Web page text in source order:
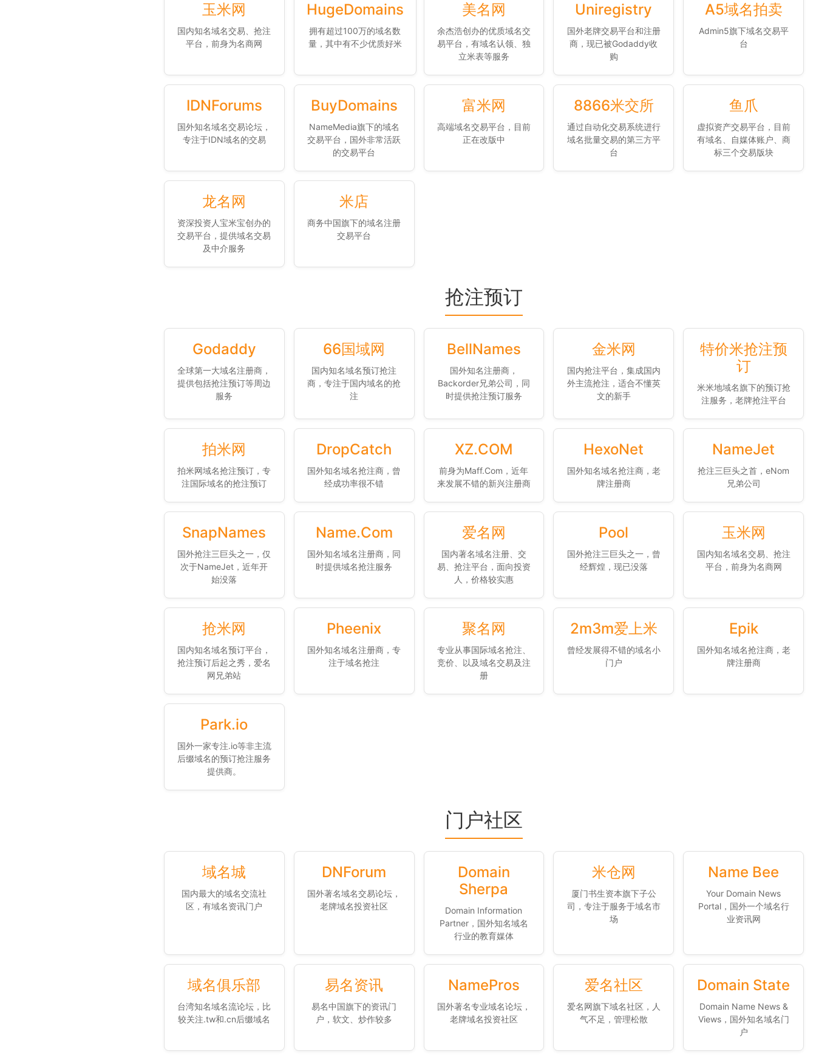
玉米网
国内知名域名交易、抢注
平台，前身为名商网
HugeDomains
拥有超过100万的域名数
量，其中有不少优质好米
美名网
余杰浩创办的优质域名交
易平台，有域名认领、独
立米表等服务
Uniregistry
国外老牌交易平台和注册
商，现已被Godaddy收
购
A5域名拍卖
Admin5旗下域名交易平
台
IDNForums
国外知名域名交易论坛，
专注于IDN域名的交易
BuyDomains
NameMedia旗下的域名
交易平台，国外非常活跃
的交易平台
富米网
高端域名交易平台，目前
正在改版中
8866米交所
通过自动化交易系统进行
域名批量交易的第三方平
台
鱼爪
虚拟资产交易平台，目前
有域名、自媒体账户、商
标三个交易版块
龙名网
资深投资人宝米宝创办的
交易平台，提供域名交易
及中介服务
米店
商务中国旗下的域名注册
交易平台
抢注预订
Godaddy
全球第一大域名注册商，
提供包括抢注预订等周边
服务
66国域网
国内知名域名预订抢注
商，专注于国内域名的抢
注
BellNames
国外知名注册商，
Backorder兄弟公司，同
时提供抢注预订服务
金米网
国内抢注平台，集成国内
外主流抢注，适合不懂英
文的新手
特价米抢注预
订
米米地域名旗下的预订抢
注服务，老牌抢注平台
拍米网
拍米网域名抢注预订，专
注国际域名的抢注预订
DropCatch
国外知名域名抢注商，曾
经成功率很不错
XZ.COM
前身为Maff.Com，近年
来发展不错的新兴注册商
HexoNet
国外知名域名抢注商，老
牌注册商
NameJet
抢注三巨头之首，eNom
兄弟公司
SnapNames
国外抢注三巨头之一，仅
次于NameJet，近年开
始没落
Name.Com
国外知名域名注册商，同
时提供域名抢注服务
爱名网
国内著名域名注册、交
易、抢注平台，面向投资
人，价格较实惠
Pool
国外抢注三巨头之一，曾
经辉煌，现已没落
玉米网
国内知名域名交易、抢注
平台，前身为名商网
抢米网
国内知名域名预订平台，
抢注预订后起之秀，爱名
网兄弟站
Pheenix
国外知名域名注册商，专
注于域名抢注
聚名网
专业从事国际域名抢注、
竞价、以及域名交易及注
册
2m3m爱上米
曾经发展得不错的域名小
门户
Epik
国外知名域名抢注商，老
牌注册商
Park.io
国外一家专注.io等非主流
后缀域名的预订抢注服务
提供商。
门户社区
域名城
国内最大的域名交流社
区，有域名资讯门户
DNForum
国外著名域名交易论坛，
老牌域名投资社区
Domain
Sherpa
Domain Information
Partner，国外知名域名
行业的教育媒体
米仓网
厦门书生资本旗下子公
司，专注于服务于域名市
场
Name Bee
Your Domain News
Portal，国外一个域名行
业资讯网
域名俱乐部
台湾知名域名流论坛，比
较关注.tw和.cn后缀域名
易名资讯
易名中国旗下的资讯门
户，软文、炒作较多
NamePros
国外著名专业域名论坛，
老牌域名投资社区
爱名社区
爱名网旗下域名社区，人
气不足，管理松散
Domain State
Domain Name News &
Views，国外知名域名门
户